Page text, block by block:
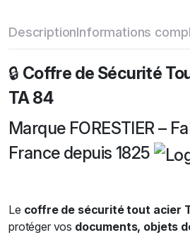
DescriptionInformations
🔒 Coffre de Sécurité
TA 84
Marque FORESTIER –
France depuis 1825
Le coffre de sécurité tout acier
protéger vos documents, objets